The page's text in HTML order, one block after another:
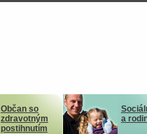
Občan so
zdravotným
postihnutím
a